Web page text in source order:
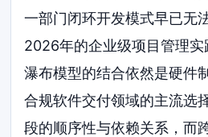
一部门闭环开发模式早已无
2026年的企业级项目管理
瀑布模型的结合依然是硬件
合规软件交付领域的主流选
段的顺序性与依赖关系，而